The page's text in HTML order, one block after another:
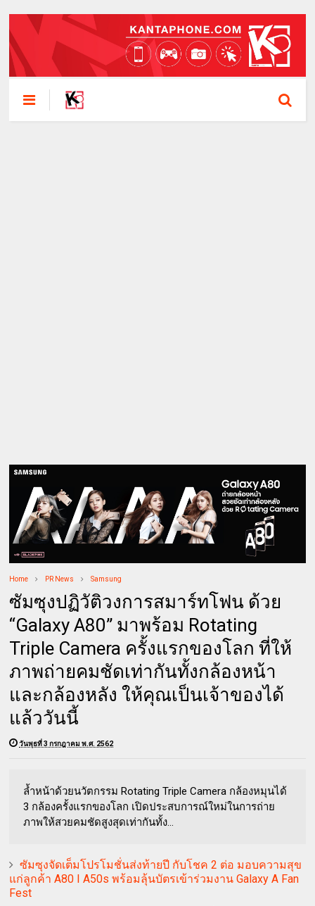
Home PR News Samsung
ซัมซุงปฏิวัติวงการสมาร์ทโฟน ด้วย
“Galaxy A80” มาพร้อม Rotating
Triple Camera ครั้งแรกของโลก ที่ให้
ภาพถ่ายคมชัดเท่ากันทั้งกล้องหน้า
และกล้องหลัง ให้คุณเป็นเจ้าของได้
แล้ววันนี้
วันพุธที่ 3 กรกฎาคม พ.ศ. 2562
ล้ำหน้าด้วยนวัตกรรม Rotating Triple Camera กล้องหมุนได้
3 กล้องครั้งแรกของโลก เปิดประสบการณ์ใหม่ในการถ่าย
ภาพให้สวยคมชัดสูงสุดเท่ากันทั้ง...
ซัมซุงจัดเต็มโปรโมชั่นส่งท้ายปี กับโชค 2 ต่อ มอบความสุข
แก่ลูกค้า A80 I A50s พร้อมลุ้นบัตรเข้าร่วมงาน Galaxy A Fan
Fest